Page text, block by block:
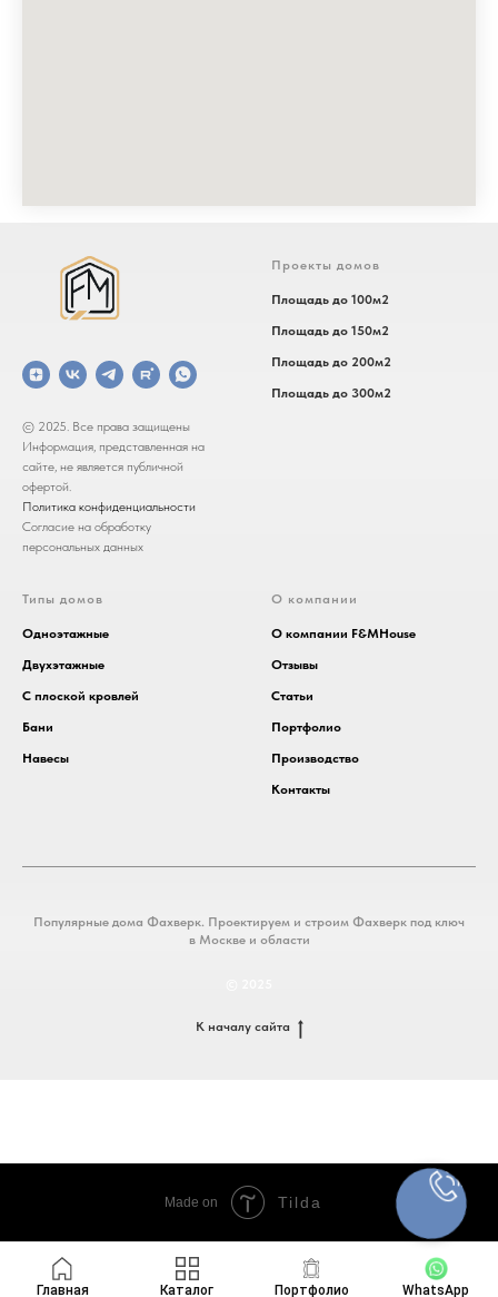
Главная Каталог Портфолио WhatsApp
© 2025. Все права защищены
Информация, представленная на
сайте, не является публичной
офертой.
Политика конфиденциальности
Согласие на обработку
персональных данных
Проекты домов
Площадь до 100м2
Площадь до 150м2
Площадь до 200м2
Площадь до 300м2
Типы домов
Одноэтажные
Двухэтажные
С плоской кровлей
Бани
Навесы
О компании
О компании F&MHouse
Отзывы
Статьи
Портфолио
Производство
Контакты
Популярные дома Фахверк. Проектируем и строим Фахверк под ключ
в Москве и области
К началу сайта
Made on Tilda